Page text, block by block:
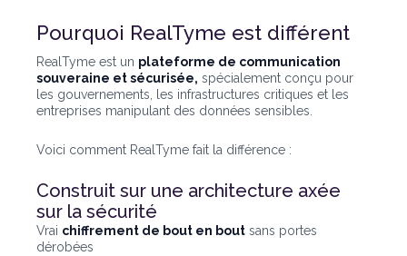
Pourquoi RealTyme est différent
RealTyme est un plateforme de communication
souveraine et sécurisée, spécialement conçu pour
les gouvernements, les infrastructures critiques et les
entreprises manipulant des données sensibles.
Voici comment RealTyme fait la différence :
Construit sur une architecture axée
sur la sécurité
Vrai chiffrement de bout en bout sans portes
dérobées